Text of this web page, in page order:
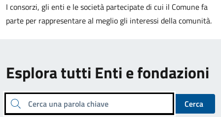
I consorzi, gli enti e le società partecipate di cui il Comune fa
parte per rappresentare al meglio gli interessi della comunità.
Esplora tutti Enti e fondazioni
Cerca una parola chiave
Cerca